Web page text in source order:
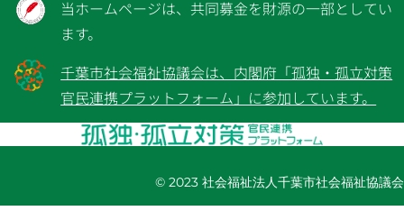
当ホームページは、共同募金を財源の一部としてい
ます。
千葉市社会福祉協議会は、内閣府「孤独・孤立対策
官民連携プラットフォーム」に参加しています。
© 2023 社会福祉法人千葉市社会福祉協議会